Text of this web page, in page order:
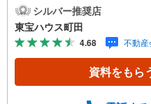
す
る
井 アクセントクロ
ス町田はまず、お客様
始めます。お客様のお
し合う「心」のコミュ
からこそ、それぞれ
案をすることができ
シルバー推奨店
東宝ハウス町田
4.68 不動
資料をもら